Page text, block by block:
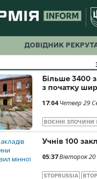
ДОВІДНИК
Більше 3400
з початку
17:04 Четвер 29
ВОЄННІ ЗЛОЧИНИ
Учнів 100
05:37Вівторок
STOPRUSSIA